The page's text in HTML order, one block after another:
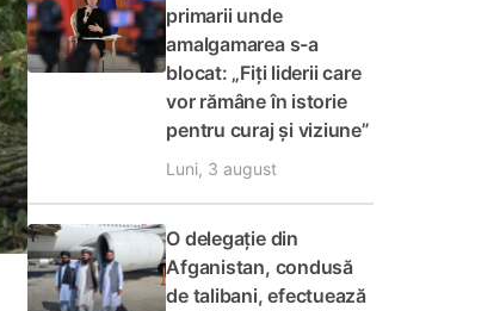
primarii unde
amalgamarea s-a
blocat: „Fiți liderii care
vor rămâne în istorie
pentru curaj și viziune”
Luni, 3 august
O delegație din
Afganistan, condusă
de talibani, efectuează